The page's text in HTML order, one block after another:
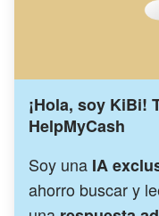
¡Hola, soy KiBi!
HelpMyCash
Soy una IA
ahorro buscar y